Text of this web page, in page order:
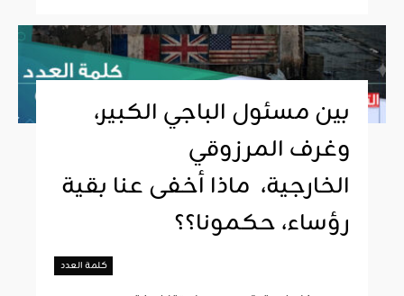
بين مسئول الباجي الكبير،
وغرف المرزوقي
الخارجية، ماذا أخفى عنا بقية
رؤساء، حكمونا؟؟
كلمة العدد